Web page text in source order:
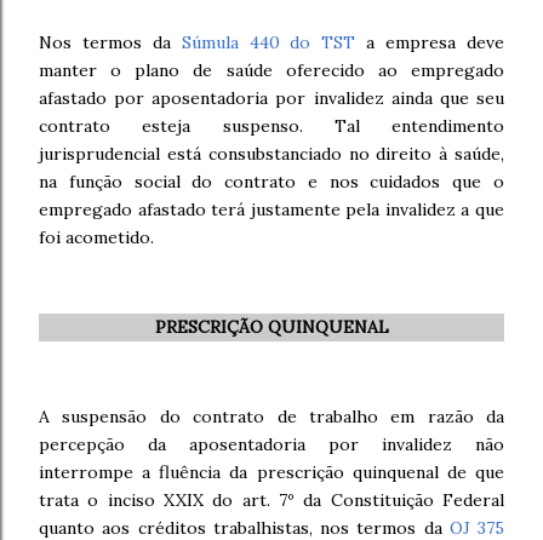
Nos termos da Súmula 440 do TST a empresa deve
manter o plano de saúde oferecido ao empregado
afastado por aposentadoria por invalidez ainda que seu
contrato esteja suspenso. Tal entendimento
jurisprudencial está consubstanciado no direito à saúde,
na função social do contrato e nos cuidados que o
empregado afastado terá justamente pela invalidez a que
foi acometido.
PRESCRIÇÃO QUINQUENAL
A suspensão do contrato de trabalho em razão da
percepção da aposentadoria por invalidez não
interrompe a fluência da prescrição quinquenal de que
trata o inciso XXIX do art. 7º da Constituição Federal
quanto aos créditos trabalhistas, nos termos da OJ 375